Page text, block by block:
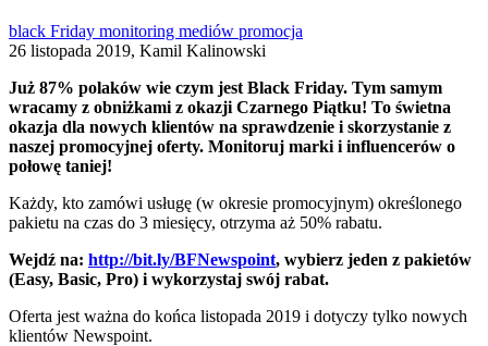
black Friday monitoring mediów promocja
26 listopada 2019, Kamil Kalinowski
Już 87% polaków wie czym jest Black Friday. Tym samym
wracamy z obniżkami z okazji Czarnego Piątku! To świetna
okazja dla nowych klientów na sprawdzenie i skorzystanie z
naszej promocyjnej oferty. Monitoruj marki i influencerów o
połowę taniej!
Każdy, kto zamówi usługę (w okresie promocyjnym) określonego
pakietu na czas do 3 miesięcy, otrzyma aż 50% rabatu.
Wejdź na: http://bit.ly/BFNewspoint, wybierz jeden z pakietów
(Easy, Basic, Pro) i wykorzystaj swój rabat.
Oferta jest ważna do końca listopada 2019 i dotyczy tylko nowych
klientów Newspoint.